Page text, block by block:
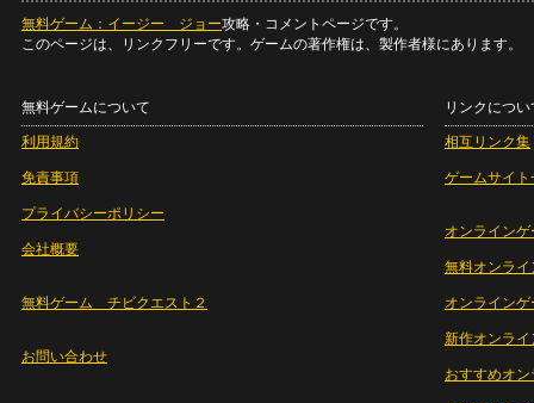
無料ゲーム：イージー ジョー攻略・コメントページです。
このページは、リンクフリーです。ゲームの著作権は、製作者様にあります。
無料ゲームについて
利用規約
免責事項
プライバシーポリシー
会社概要
無料ゲーム チビクエスト２
お問い合わせ
リンクについ
相互リンク集
ゲームサイト
オンラインゲ
無料オンライ
オンライン
新作オンライ
おすすめオ